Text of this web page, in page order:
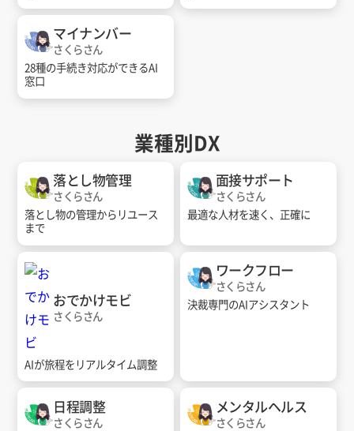
マイナンバー
さくらさん
28種の手続き対応ができるAI
窓口
業種別DX
落とし物管理
さくらさん
落とし物の管理からリユース
まで
面接サポート
さくらさん
最適な人材を速く、正確に
おでかけモビ
さくらさん
AIが旅程をリアルタイム調整
ワークフロー
さくらさん
決裁専門のAIアシスタント
日程調整
さくらさん
メンタルヘルス
さくらさん